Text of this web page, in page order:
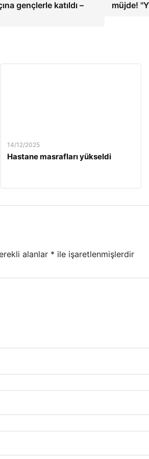
gençlerle katıldı –
müjde!
14/12/2025
Hastane masrafları yükseldi
alanlar * ile işaretlenmişlerdir